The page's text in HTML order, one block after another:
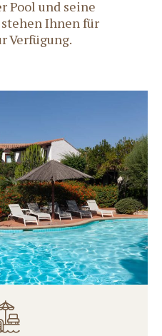
Pool und seine
Ihnen für
Verfügung.